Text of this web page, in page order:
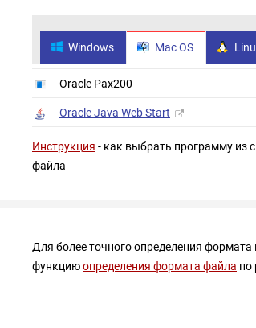
Windows Mac OS
Oracle Pax200
Oracle Java Web Start
Инструкция - как выбрать программу из
файла
Для более точного определения
функциюопределения формата файла по